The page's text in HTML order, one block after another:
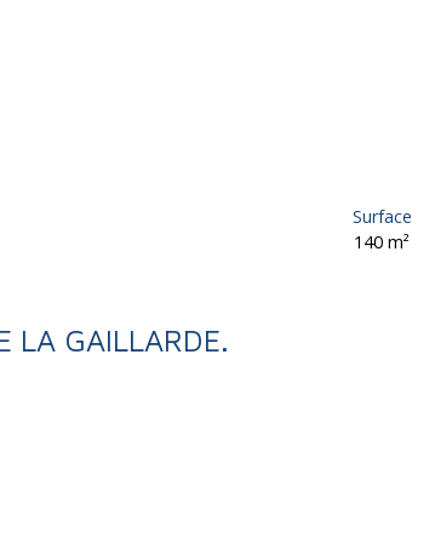
Surface
140 m²
LA GAILLARDE.